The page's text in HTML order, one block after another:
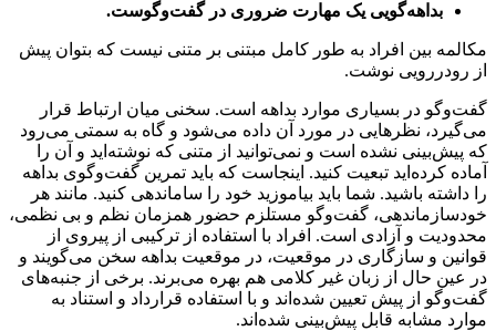
بداهه‌گویی یک مهارت ضروری در گفت‌و‌گوست.
مکالمه بین افراد به طور کامل مبتنی بر متنی نیست که بتوان پیش
از رودررویی نوشت.
گفت‌و‌گو در بسیاری موارد بداهه است. سخنی میان ارتباط قرار
می‌گیرد، نظرهایی در مورد آن داده می‌شود و گاه به سمتی می‌رود
که پیش‌بینی نشده است و نمی‌توانید از متنی که نوشته‌اید و آن را
آماده کرده‌اید تبعیت کنید. اینجاست که باید تمرین گفت‌و‌گوی بداهه
را داشته باشید. شما باید بیاموزید خود را ساماندهی کنید. مانند هر
خودسازماندهی، گفت‌وگو مستلزم حضور همزمان نظم و بی نظمی،
محدودیت و آزادی است. افراد با استفاده از ترکیبی از پیروی از
قوانین و سازگاری در موقعیت، در موقعیت بداهه سخن می‌گویند و
در عین حال از زبان غیر کلامی هم بهره می‌برند. برخی از جنبه‌های
گفت‌وگو از پیش تعیین شده‌اند و با استفاده قرارداد و استناد به
موارد مشابه قابل پیش‌بینی شده‌اند.